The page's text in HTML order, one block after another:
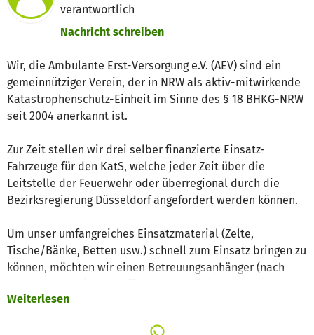
verantwortlich
Nachricht schreiben
Wir, die Ambulante Erst-Versorgung e.V. (AEV) sind ein
gemeinnütziger Verein, der in NRW als aktiv-mitwirkende
Katastrophenschutz-Einheit im Sinne des § 18 BHKG-NRW
seit 2004 anerkannt ist.
Zur Zeit stellen wir drei selber finanzierte Einsatz-
Fahrzeuge für den KatS, welche jeder Zeit über die
Leitstelle der Feuerwehr oder überregional durch die
Bezirksregierung Düsseldorf angefordert werden können.
Um unser umfangreiches Einsatzmaterial (Zelte,
Tische/Bänke, Betten usw.) schnell zum Einsatz bringen zu
können, möchten wir einen Betreuungsanhänger (nach
Weiterlesen